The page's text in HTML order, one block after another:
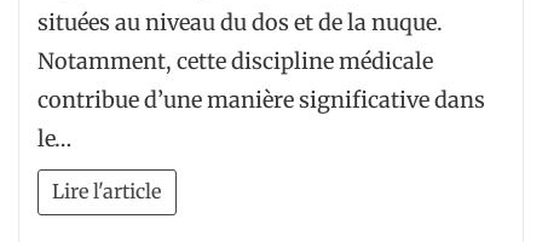
situées au niveau du dos et de la nuque.
Notamment, cette discipline médicale
contribue d’une manière significative dans
le…
Lire l'article